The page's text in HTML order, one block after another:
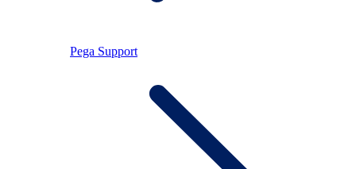
Pega Support